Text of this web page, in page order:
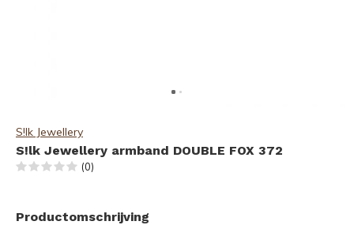
S!lk Jewellery
S!lk Jewellery armband DOUBLE FOX 372
(0)
Productomschrijving